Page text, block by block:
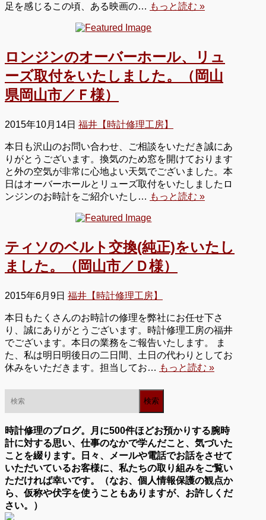
足を感じるこの頃、ある映画の… もっと読む »
ロンジンのオーバーホール、リュ
ーズ取付をいたしました。（岡山
県岡山市／Ｆ様）
2015年10月14日 福井【時計修理工房】
本日も沢山のお問い合わせ、ご相談をいただき誠にあ
りがとうございます。換気のため窓を開けております
と外の空気が非常に心地よい天気でございました。本
日はオーバーホールとリューズ取付をいたしましたロ
ンジンのお時計をご紹介いたし… もっと読む »
ティソのベルト交換(純正)をいたし
ました。（岡山市／Ｄ様）
2015年6月9日 福井【時計修理工房】
本日もたくさんのお時計の修理を弊社にお任せ下さ
り、誠にありがとうございます。時計修理工房の福井
でございます。本日の業務をご報告いたします。 ま
た、私は明日明後日の二日間、土日の代わりとしてお
休みをいただきます。担当してお… もっと読む »
時計修理のブログ。月に500件ほどお預かりする腕時
計に対する思い、仕事のなかで学んだこと、気づいた
ことを綴ります。日々、メールや電話でお話をさせて
いただいているお客様に、私たちの取り組みをご覧い
ただければ幸いです。（なお、個人情報保護の観点か
ら、仮称や伏字を使うこともありますが、お許しくだ
さい。）